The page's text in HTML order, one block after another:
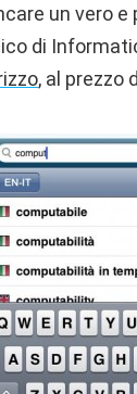
un vero e
di
, al prezzo